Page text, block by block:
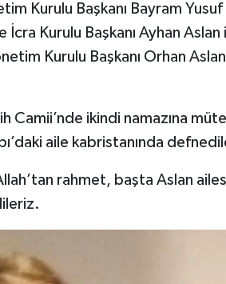
Kurulu Başkanı Bayram Yusuf
İcra Kurulu Başkanı Ayhan Aslan
Kurulu Başkanı Orhan
Camii’nde ikindi namazına
aile kabristanında
rahmet, başta Aslan